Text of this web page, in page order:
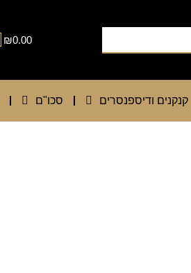
₪0.00
קנקנים ודיספנסרים סכו"ם